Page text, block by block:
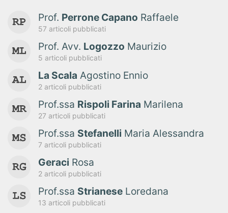
Prof. Perrone Capano Raffaele
57 articoli pubblicati
Prof. Avv. Logozzo Maurizio
5 articoli pubblicati
La Scala Agostino Ennio
2 articoli pubblicati
Prof.ssa Rispoli Farina Marilena
27 articoli pubblicati
Prof.ssa Stefanelli Maria Alessandra
7 articoli pubblicati
Geraci Rosa
2 articoli pubblicati
Prof.ssa Strianese Loredana
13 articoli pubblicati